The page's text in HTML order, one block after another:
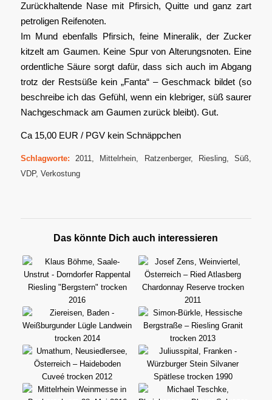
Zurückhaltende Nase mit Pfirsich, Quitte und ganz zart
petroligen Reifenoten.
Im Mund ebenfalls Pfirsich, feine Mineralik, der Zucker
kitzelt am Gaumen. Keine Spur von Alterungsnoten. Eine
ordentliche Säure sorgt dafür, dass sich auch im Abgang
trotz der Restsüße kein „Fanta“ – Geschmack bildet (so
beschreibe ich das Gefühl, wenn ein klebriger, süß saurer
Nachgeschmack am Gaumen zurück bleibt). Gut.
Ca 15,00 EUR / PGV kein Schnäppchen
Schlagworte: 2011 Mittelrhein Ratzenberger, Riesling ,Süß
VDP, Verkostung
Das könnte Dich auch interessieren